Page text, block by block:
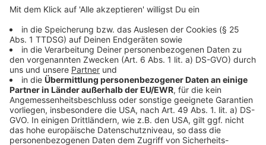
Dem stehen rund 13.000 arbeitslose Menschen ohne
abgeschlossene Ausbildung gegenüber – für sie gab
es zuletzt nur etwa 600 passende Stellen. Die Kluft
zwischen Angebot und Nachfrage bleibt damit eine
der größten Herausforderungen für den regionalen
Arbeitsmarkt.
Anzeige